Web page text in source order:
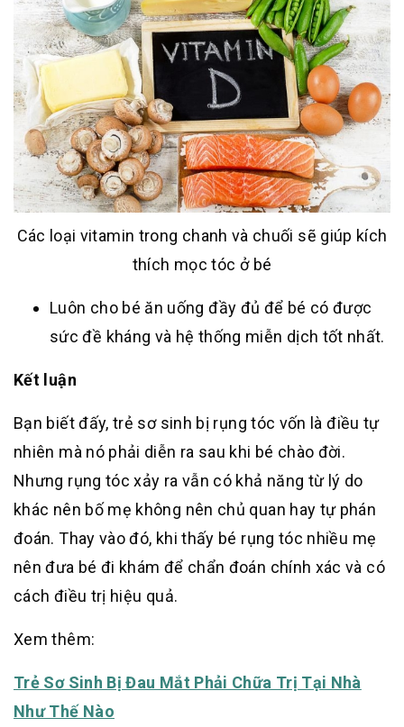
Các loại vitamin trong chanh và chuối sẽ giúp kích
thích mọc tóc ở bé
Luôn cho bé ăn uống đầy đủ để bé có được
sức đề kháng và hệ thống miễn dịch tốt nhất.
Kết luận
Bạn biết đấy, trẻ sơ sinh bị rụng tóc vốn là điều tự
nhiên mà nó phải diễn ra sau khi bé chào đời.
Nhưng rụng tóc xảy ra vẫn có khả năng từ lý do
khác nên bố mẹ không nên chủ quan hay tự phán
đoán. Thay vào đó, khi thấy bé rụng tóc nhiều mẹ
nên đưa bé đi khám để chẩn đoán chính xác và có
cách điều trị hiệu quả.
Xem thêm:
Trẻ Sơ Sinh Bị Đau Mắt Phải Chữa Trị Tại Nhà
Như Thế Nào